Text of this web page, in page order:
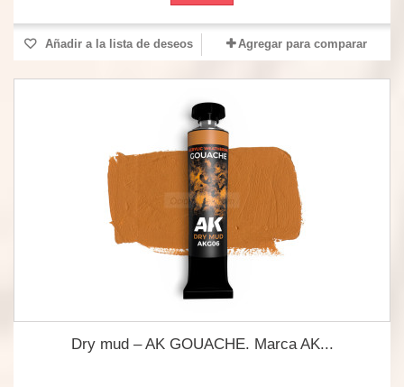
Añadir a la lista de deseos Agregar para comparar
Dry mud – AK GOUACHE. Marca AK...